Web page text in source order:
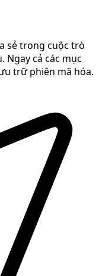
sẻ trong cuộc trò
Ngay cả các mục
trữ phiên mã hóa.